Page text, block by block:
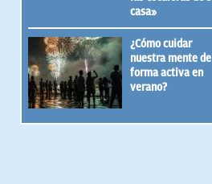
casa»
¿Cómo cuidar
nuestra mente de
forma activa en
verano?